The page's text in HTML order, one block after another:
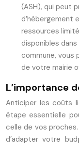
(ASH), qui peut
d’hébergement
ressources
disponibles
commune, vous
de votre mairie
L’importance
Anticiper les coûts
étape essentielle
celle de vos
d’adapter votre